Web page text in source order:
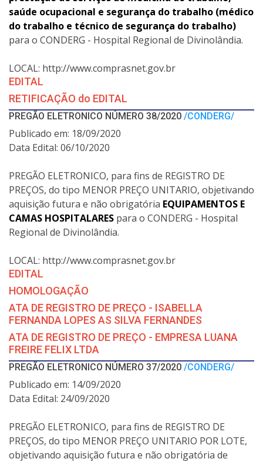
saúde ocupacional e segurança do trabalho (médico
do trabalho e técnico de segurança do trabalho)
para o CONDERG - Hospital Regional de Divinolândia.
LOCAL: http://www.comprasnet.gov.br
EDITAL
RETIFICAÇÃO do EDITAL
PREGÃO ELETRONICO NÚMERO 38/2020 /CONDERG/
Publicado em: 18/09/2020
Data Edital: 06/10/2020
PREGÃO ELETRONICO, para fins de REGISTRO DE
PREÇOS, do tipo MENOR PREÇO UNITARIO, objetivando
aquisição futura e não obrigatória EQUIPAMENTOS E
CAMAS HOSPITALARES para o CONDERG - Hospital
Regional de Divinolândia.
LOCAL: http://www.comprasnet.gov.br
EDITAL
HOMOLOGAÇÃO
ATA DE REGISTRO DE PREÇO - ISABELLA
FERNANDA LOPES AS SILVA FERNANDES
ATA DE REGISTRO DE PREÇO - EMPRESA LUANA
FREIRE FELIX LTDA
PREGÃO ELETRONICO NÚMERO 37/2020 /CONDERG/
Publicado em: 14/09/2020
Data Edital: 24/09/2020
PREGÃO ELETRONICO, para fins de REGISTRO DE
PREÇOS, do tipo MENOR PREÇO UNITARIO POR LOTE,
objetivando aquisição futura e não obrigatória de